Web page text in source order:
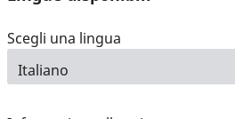
Scegli una lingua